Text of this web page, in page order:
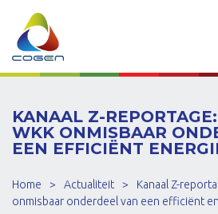
KANAAL Z-
WKK ONMISBAAR
EEN EFFICIËNT
Home > Actualiteit >
Kanaal Z-
onmisbaar onderdeel van een efficiënt